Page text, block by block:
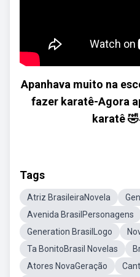
Apanhava muito na
fazer karatê-Agora
karatê
Tags
Atriz BrasileiraNovela
Avenida BrasilPersonagens
Generation BrasilLogo
Ta BonitoBrasil Novelas
Atores NovaGeração